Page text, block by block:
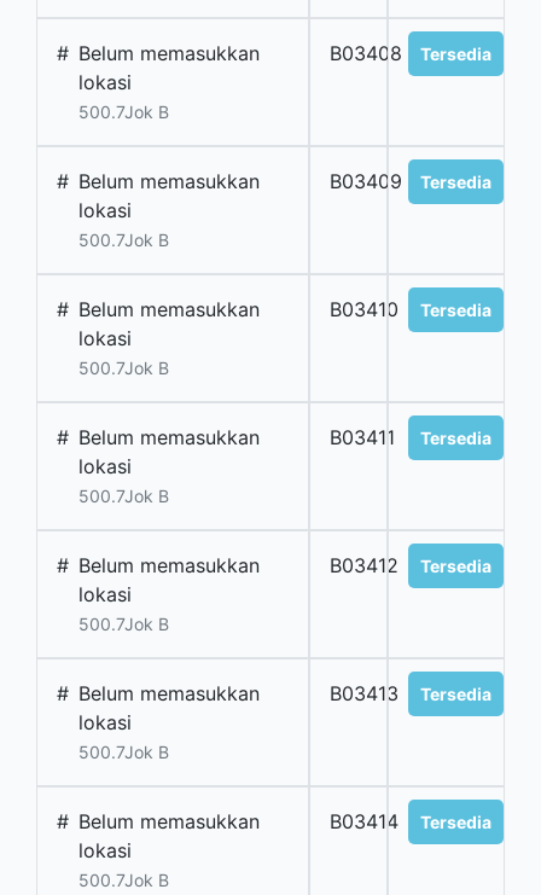
# Belum memasukkan
lokasi
500.7Jok B
B03408 Tersedia
# Belum memasukkan
lokasi
500.7Jok B
B03409 Tersedia
# Belum memasukkan
lokasi
500.7Jok B
B03410 Tersedia
# Belum memasukkan
lokasi
500.7Jok B
B03411 Tersedia
# Belum memasukkan
lokasi
500.7Jok B
B03412 Tersedia
# Belum memasukkan
lokasi
500.7Jok B
B03413 Tersedia
# Belum memasukkan
lokasi
500.7Jok B
B03414 Tersedia